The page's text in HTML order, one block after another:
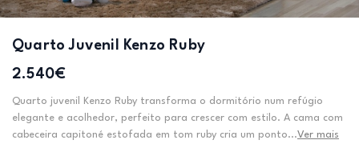
Quarto Juvenil Kenzo Ruby
2.540€
Quarto juvenil Kenzo Ruby transforma o dormitório num refúgio
elegante e acolhedor, perfeito para crescer com estilo. A cama com
cabeceira capitoné estofada em tom ruby cria um ponto...Ver mais